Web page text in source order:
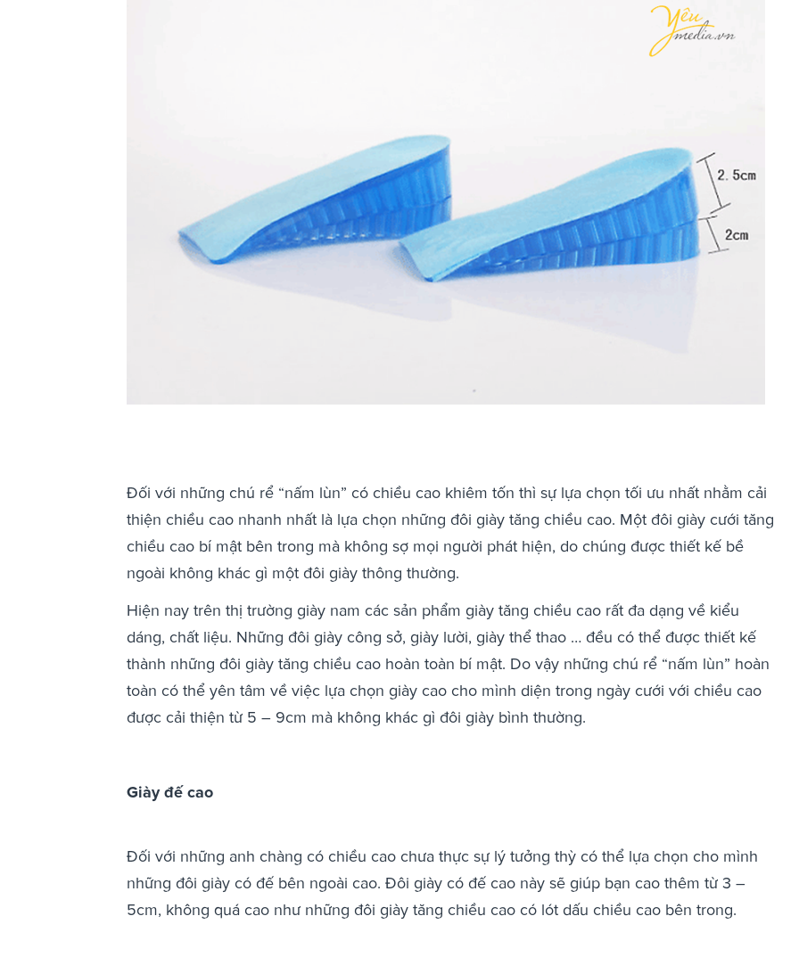
Đối với những chú rể “nấm lùn” có chiều cao khiêm tốn thì sự lựa chọn tối ưu nhất nhằm cải
thiện chiều cao nhanh nhất là lựa chọn những đôi giày tăng chiều cao. Một đôi giày cưới tăng
chiều cao bí mật bên trong mà không sợ mọi người phát hiện, do chúng được thiết kế bề
ngoài không khác gì một đôi giày thông thường.
Hiện nay trên thị trường giày nam các sản phẩm giày tăng chiều cao rất đa dạng về kiểu
dáng, chất liệu. Những đôi giày công sở, giày lười, giày thể thao … đều có thể được thiết kế
thành những đôi giày tăng chiều cao hoàn toàn bí mật. Do vậy những chú rể “nấm lùn” hoàn
toàn có thể yên tâm về việc lựa chọn giày cao cho mình diện trong ngày cưới với chiều cao
được cải thiện từ 5 – 9cm mà không khác gì đôi giày bình thường.
Giày đế cao
Đối với những anh chàng có chiều cao chưa thực sự lý tưởng thỳ có thể lựa chọn cho mình
những đôi giày có đế bên ngoài cao. Đôi giày có đế cao này sẽ giúp bạn cao thêm từ 3 –
5cm, không quá cao như những đôi giày tăng chiều cao có lót dấu chiều cao bên trong.